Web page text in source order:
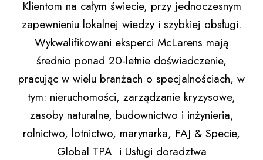
Klientom na całym świecie, przy jednoczesnym
zapewnieniu lokalnej wiedzy i szybkiej obsługi.
Wykwalifikowani eksperci McLarens mają
średnio ponad 20-letnie doświadczenie,
pracując w wielu branżach o specjalnościach, w
tym: nieruchomości, zarządzanie kryzysowe,
zasoby naturalne, budownictwo i inżynieria,
rolnictwo, lotnictwo, marynarka, FAJ & Specie,
Global TPA i Usługi doradztwa